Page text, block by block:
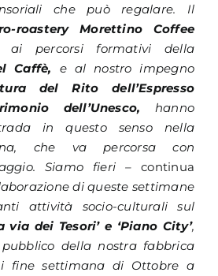
che può regalare. Il
roastery Morettino Coffee
ai percorsi formativi della
Caffè, e al nostro impegno
del Rito dell’Espresso
dell’Unesco, hanno
in questo senso nella
che va percorsa con
Siamo fieri –continua
di queste settimane
attività socio-culturali sul
via dei Tesori’ e ‘Piano City’,
della nostra fabbrica
fine settimana di Ottobre a